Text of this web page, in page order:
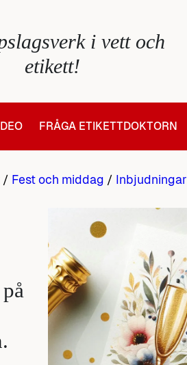
i vett och
etikett!
FRÅGA ETIKETTDOKTORN
/ Fest och middag / Inbjudningar